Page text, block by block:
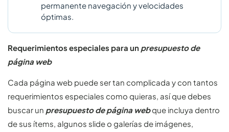
permanente navegación y velocidades
óptimas.
Requerimientos especiales para un presupuesto de
página web
Cada página web puede ser tan complicada y con tantos
requerimientos especiales como quieras, así que debes
buscar un presupuesto de página webque incluya dentro
de sus ítems, algunos slide o galerías de imágenes,